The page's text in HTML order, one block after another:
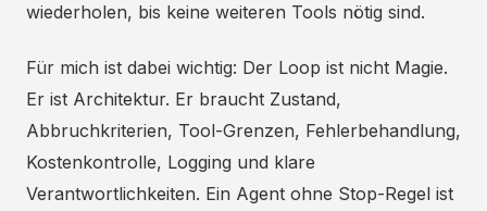
wiederholen, bis keine weiteren Tools nötig sind.
Für mich ist dabei wichtig: Der Loop ist nicht Magie.
Er ist Architektur. Er braucht Zustand,
Abbruchkriterien, Tool-Grenzen, Fehlerbehandlung,
Kostenkontrolle, Logging und klare
Verantwortlichkeiten. Ein Agent ohne Stop-Regel ist